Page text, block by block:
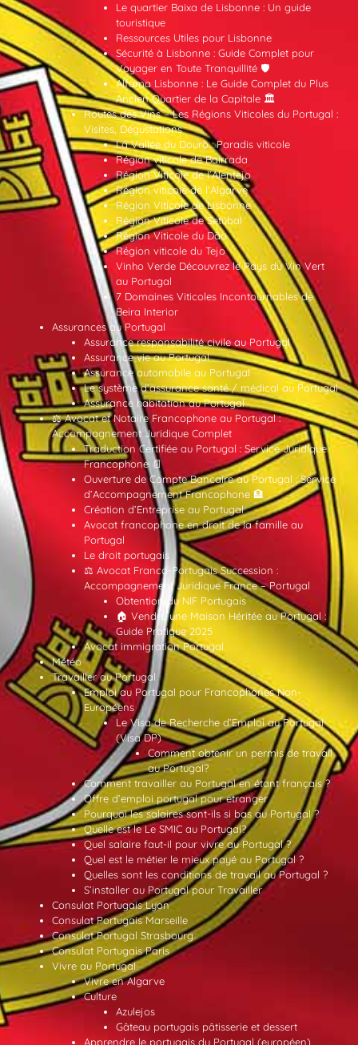
Le quartier Baixa de Lisbonne : Un guide
touristique
Ressources Utiles pour Lisbonne
Sécurité à Lisbonne : Guide Complet pour
Voyager en Toute Tranquillité 🛡️
Alfama Lisbonne : Le Guide Complet du Plus
Ancien Quartier de la Capitale 🏛️
Routes des Vins – Les Régions Viticoles du Portugal :
Visites, Dégustations
La Vallée du Douro : Paradis viticole
Région viticole de Bairrada
Région Viticole de l’Alentejo
Région viticole de l’Algarve
Région Viticole de Lisbonne
Région Viticole de Setúbal
Région Viticole du Dão
Région viticole du Tejo
Vinho Verde Découvrez le Pays du Vin Vert
au Portugal
7 Domaines Viticoles Incontournables de
Beira Interior
Assurances au Portugal
Assurance responsabilité civile au Portugal
Assurance vie au Portugal
Assurance automobile au Portugal
Le système d’assurance santé / médical au Portugal
Assurance habitation au Portugal
⚖️ Avocat et Notaire Francophone au Portugal :
Accompagnement Juridique Complet
Traduction Certifiée au Portugal : Service Juridique
Francophone 📄
Ouverture de Compte Bancaire au Portugal : Service
d’Accompagnement Francophone 🏦
Création d’Entreprise au Portugal
Avocat francophone en droit de la famille au
Portugal
Le droit portugais
⚖️ Avocat Franco-Portugais Succession :
Accompagnement Juridique France – Portugal
Obtention du NIF Portugais
🏠 Vendre une Maison Héritée au Portugal :
Guide Pratique 2025
Avocat immigration Portugal
Météo
Travailler au Portugal
Emploi au Portugal pour Francophones Non-
Européens
Le Visa de Recherche d’Emploi au Portugal
(Visa DP)
Comment obtenir un permis de travail
au Portugal?
Comment travailler au Portugal en étant français ?
Offre d’emploi portugal pour etranger
Pourquoi les salaires sont-ils si bas au Portugal ?
Quelle est le Le SMIC au Portugal?
Quel salaire faut-il pour vivre au Portugal ?
Quel est le métier le mieux payé au Portugal ?
Quelles sont les conditions de travail au Portugal ?
S’installer au Portugal pour Travailler
Consulat Portugais Lyon
Consulat Portugais Marseille
Consulat Portugal Strasbourg
Consulat Portugais Paris
Vivre au Portugal
Vivre en Algarve
Culture
Azulejos
Gâteau portugais pâtisserie et dessert
Apprendre le portugais du Portugal (européen)